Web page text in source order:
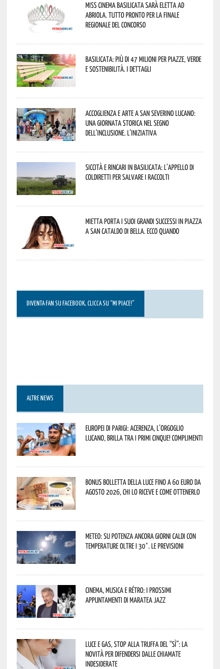
Miss Cinema Basilicata sarà eletta ad
Abriola. Tutto pronto per la finale
regionale del concorso
Basilicata: più di 47 milioni per piazze, verde
e sostenibilità. I dettagli
Accoglienza e arte a San Severino Lucano:
una giornata storica nel segno
dell’inclusione. L’iniziativa
Siccità e rincari in Basilicata: l’appello di
Coldiretti per salvare i raccolti
Mietta porta i suoi grandi successi in piazza
a San Cataldo di Bella. Ecco quando
DIVENTA FAN SU FACEBOOK, CLICCA SU “MI PIACE!”
ALTRE NEWS
Europei di Parigi: Acerenza, l’orgoglio
lucano, brilla tra i primi cinque! Complimenti
Bonus bolletta della luce fino a 60 euro da
agosto 2026, chi lo riceve e come ottenerlo
Meteo: su Potenza ancora giorni caldi con
temperature oltre i 30°. Le previsioni
Cinema, musica e rétro: i prossimi
appuntamenti di Maratea Jazz
Luce e gas, stop alla truffa del “Sì”: la
novità per difendersi dalle chiamate
indesiderate